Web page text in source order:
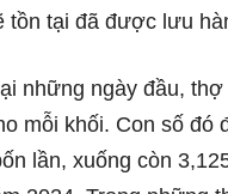
tồn tại đã được lưu
những ngày đầu,
mỗi khối. Con số đó
lần, xuống còn